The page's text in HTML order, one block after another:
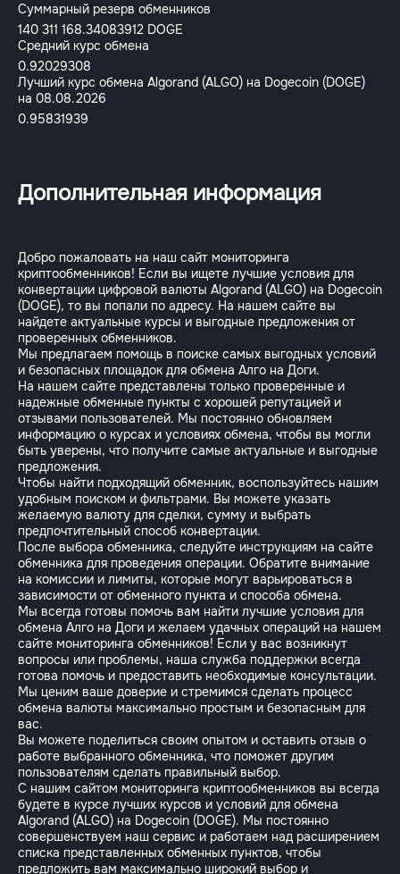
Суммарный резерв обменников
140 311 168.34083912 DOGE
Средний курс обмена
0.92029308
Лучший курс обмена Algorand (ALGO) на Dogecoin (DOGE)
на 08.08.2026
0.95831939
Дополнительная информация
Добро пожаловать на наш сайт мониторинга
криптообменников! Если вы ищете лучшие условия для
конвертации цифровой валюты Algorand (ALGO) на Dogecoin
(DOGE), то вы попали по адресу. На нашем сайте вы
найдете актуальные курсы и выгодные предложения от
проверенных обменников.
Мы предлагаем помощь в поиске самых выгодных условий
и безопасных площадок для обмена Алго на Доги.
На нашем сайте представлены только проверенные и
надежные обменные пункты с хорошей репутацией и
отзывами пользователей. Мы постоянно обновляем
информацию о курсах и условиях обмена, чтобы вы могли
быть уверены, что получите самые актуальные и выгодные
предложения.
Чтобы найти подходящий обменник, воспользуйтесь нашим
удобным поиском и фильтрами. Вы можете указать
желаемую валюту для сделки, сумму и выбрать
предпочтительный способ конвертации.
После выбора обменника, следуйте инструкциям на сайте
обменника для проведения операции. Обратите внимание
на комиссии и лимиты, которые могут варьироваться в
зависимости от обменного пункта и способа обмена.
Мы всегда готовы помочь вам найти лучшие условия для
обмена Алго на Доги и желаем удачных операций на нашем
сайте мониторинга обменников! Если у вас возникнут
вопросы или проблемы, наша служба поддержки всегда
готова помочь и предоставить необходимые консультации.
Мы ценим ваше доверие и стремимся сделать процесс
обмена валюты максимально простым и безопасным для
вас.
Вы можете поделиться своим опытом и оставить отзыв о
работе выбранного обменника, что поможет другим
пользователям сделать правильный выбор.
С нашим сайтом мониторинга криптообменников вы всегда
будете в курсе лучших курсов и условий для обмена
Algorand (ALGO) на Dogecoin (DOGE). Мы постоянно
совершенствуем наш сервис и работаем над расширением
списка представленных обменных пунктов, чтобы
предложить вам максимально широкий выбор и